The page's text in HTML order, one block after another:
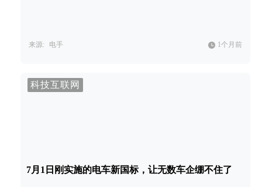
来源: 电手 1个月前
科技互联网
7月1日刚实施的电车新国标，让无数车企绷不住了